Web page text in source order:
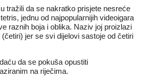
tražili da se nakratko prisjete nesreće
jednu od najpopularnijih videoigara
raznih boja i oblika. Naziv joj proizlazi
jer se svi dijelovi sastoje od četiri
da se pokuša opustiti
na riječima.